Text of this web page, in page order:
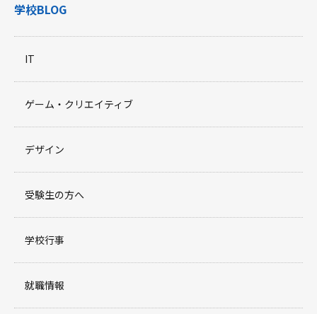
学校BLOG
IT
ゲーム・クリエイティブ
デザイン
受験生の方へ
学校行事
就職情報